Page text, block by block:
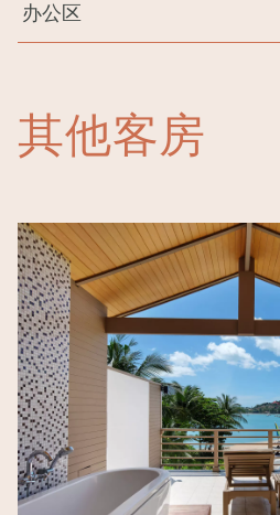
办公区
其他客房
Image